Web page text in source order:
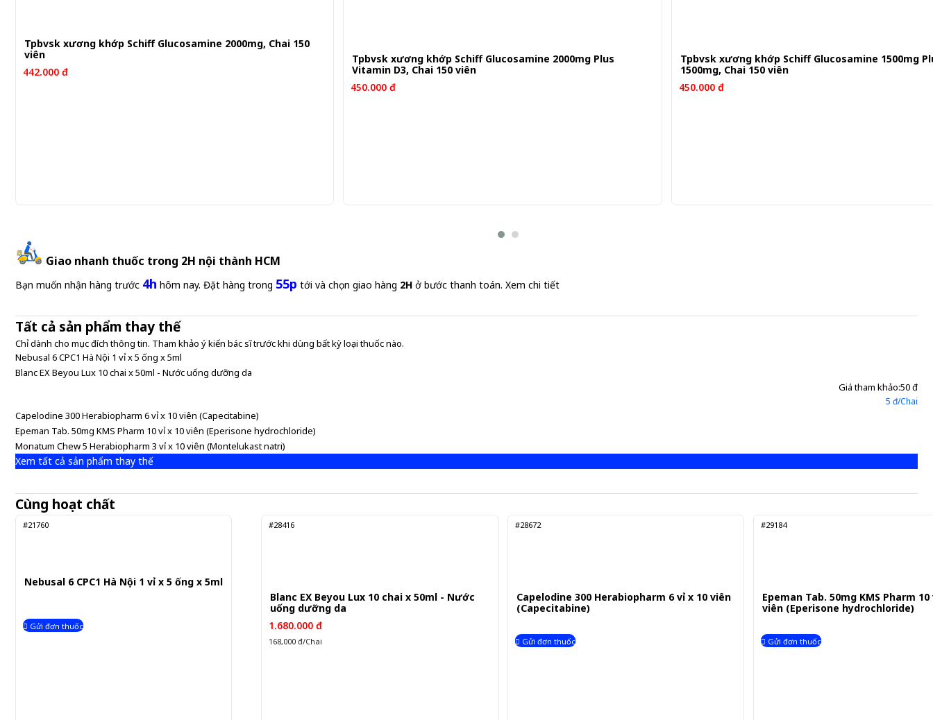
Tpbvsk xương khớp Schiff Glucosamine 2000mg, Chai 150
viên
442.000 đ
Tpbvsk xương khớp Schiff Glucosamine 2000mg Plus
Vitamin D3, Chai 150 viên
450.000 đ
Tpbvsk xương khớp Schiff Glucosamine 1500mg
1500mg, Chai 150 viên
450.000 đ
Giao nhanh thuốc trong 2H nội thành HCM
Bạn muốn nhận hàng trước 4h hôm nay. Đặt hàng trong 55p tới và chọn giao hàng 2H ở bước thanh toán. Xem chi tiết
Tất cả sản phẩm thay thế
Chỉ dành cho mục đích thông tin. Tham khảo ý kiến bác sĩ trước khi dùng bất kỳ loại thuốc nào.
Nebusal 6 CPC1 Hà Nội 1 vỉ x 5 ống x 5ml
Blanc EX Beyou Lux 10 chai x 50ml - Nước uống dưỡng da
Giá tham khảo:50 đ
5 đ/Chai
Capelodine 300 Herabiopharm 6 vỉ x 10 viên (Capecitabine)
Epeman Tab. 50mg KMS Pharm 10 vỉ x 10 viên (Eperisone hydrochloride)
Monatum Chew 5 Herabiopharm 3 vỉ x 10 viên (Montelukast natri)
Xem tất cả sản phẩm thay thế
Cùng hoạt chất
#21760
Nebusal 6 CPC1 Hà Nội 1 vỉ x 5 ống x 5ml
Gửi đơn thuốc
#28416
Blanc EX Beyou Lux 10 chai x 50ml - Nước
uống dưỡng da
1.680.000 đ
168,000 đ/Chai
#28672
Capelodine 300 Herabiopharm 6 vỉ x 10 viên
(Capecitabine)
Gửi đơn thuốc
#29184
Epeman Tab. 50mg KMS Pharm 10
viên (Eperisone hydrochloride)
Gửi đơn thuốc